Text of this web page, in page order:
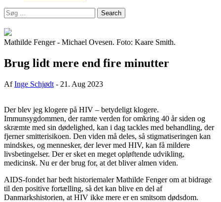
Search
for:
Mathilde Fenger - Michael Ovesen. Foto: Kaare Smith.
Brug lidt mere end fire minutter
AfInge Schjødt - 21. Aug 2023
Der blev jeg klogere på HIV – betydeligt klogere.
Immunsygdommen, der ramte verden for omkring 40 år siden og
skræmte med sin dødelighed, kan i dag tackles med behandling, der
fjerner smitterisikoen. Den viden må deles, så stigmatiseringen kan
mindskes, og mennesker, der lever med HIV, kan få mildere
livsbetingelser. Der er sket en meget opløftende udvikling,
medicinsk. Nu er der brug for, at det bliver almen viden.
AIDS-fondet har bedt historiemaler Mathilde Fenger om at bidrage
til den positive fortælling, så det kan blive en del af
Danmarkshistorien, at HIV ikke mere er en smitsom dødsdom.